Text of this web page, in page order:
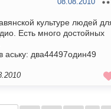
культуре людей
Есть много достойных
два44497один49